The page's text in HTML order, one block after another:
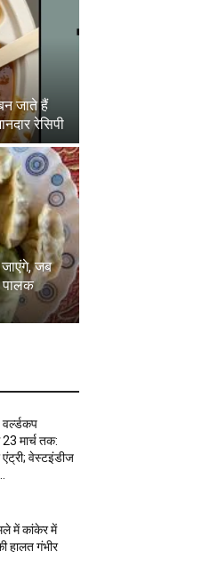
जाते हैं
रेसिपी
जब
पालक
मार्च तक:
एंट्री; वेस्टइंडीज
में कांकेर में
हालत गंभीर